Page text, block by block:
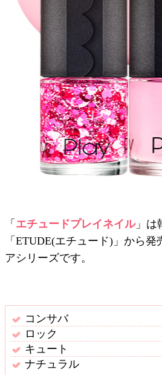
「 エチュードプレイネイル」は
「ETUDE(エチュード)」から
アシリーズです。
コンサバ
ロック
キュート
ナチュラル